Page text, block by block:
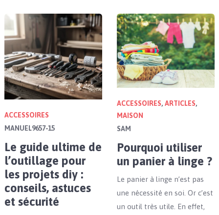
ACCESSOIRES
MANUEL9657-15
Le guide ultime de
l’outillage pour
les projets diy :
conseils, astuces
et sécurité
ACCESSOIRES, ARTICLES,
MAISON
SAM
Pourquoi utiliser
un panier à linge ?
Le panier à linge n’est pas
une nécessité en soi. Or c’est
un outil très utile. En effet,